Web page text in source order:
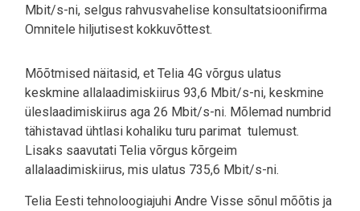
Mbit/s-ni, selgus rahvusvahelise konsultatsioonifirma
Omnitele hiljutisest kokkuvõttest.
Mõõtmised näitasid, et Telia 4G võrgus ulatus
keskmine allalaadimiskiirus 93,6 Mbit/s-ni, keskmine
üleslaadimiskiirus aga 26 Mbit/s-ni. Mõlemad numbrid
tähistavad ühtlasi kohaliku turu parimat tulemust.
Lisaks saavutati Telia võrgus kõrgeim
allalaadimiskiirus, mis ulatus 735,6 Mbit/s-ni.
Telia Eesti tehnoloogiajuhi Andre Visse sõnul mõõtis ja